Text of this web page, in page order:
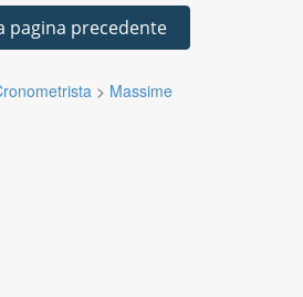
pagina precedente
> Massime